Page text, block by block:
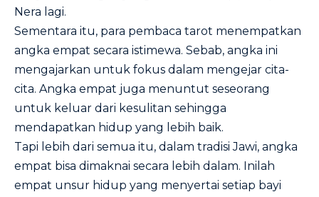
Nera lagi.
Sementara itu, para pembaca tarot menempatkan
angka empat secara istimewa. Sebab, angka ini
mengajarkan untuk fokus dalam mengejar cita-
cita. Angka empat juga menuntut seseorang
untuk keluar dari kesulitan sehingga
mendapatkan hidup yang lebih baik.
Tapi lebih dari semua itu, dalam tradisi Jawi, angka
empat bisa dimaknai secara lebih dalam. Inilah
empat unsur hidup yang menyertai setiap bayi